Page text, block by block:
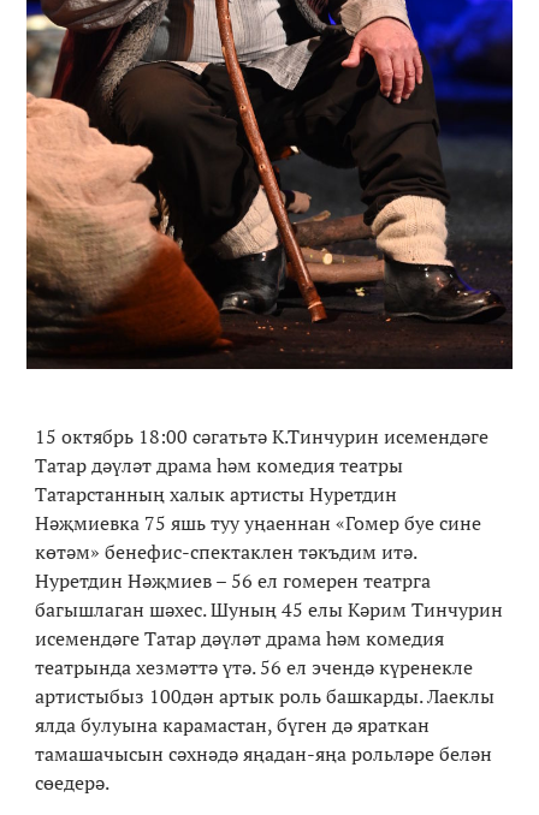
15 октябрь 18:00 сәгатьтә К.Тинчурин исемендәге
Татар дәүләт драма һәм комедия театры
Татарстанның халык артисты Нуретдин
Нәҗмиевка 75 яшь туу уңаеннан «Гомер буе сине
көтәм» бенефис-спектаклен тәкъдим итә.
Нуретдин Нәҗмиев – 56 ел гомерен театрга
багышлаган шәхес. Шуның 45 елы Кәрим Тинчурин
исемендәге Татар дәүләт драма һәм комедия
театрында хезмәттә үтә. 56 ел эчендә күренекле
артистыбыз 100дән артык роль башкарды. Лаеклы
ялда булуына карамастан, бүген дә яраткан
тамашачысын сәхнәдә яңадан-яңа рольләре белән
сөедерә.